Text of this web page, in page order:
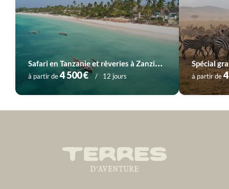
S
afari en Tanzanie et rêveries à Zanzibar
à partir de4 500 € 12 jours
Spécial
à partir de